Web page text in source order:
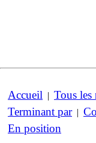
Accueil | Tous les
Terminant par|
En position